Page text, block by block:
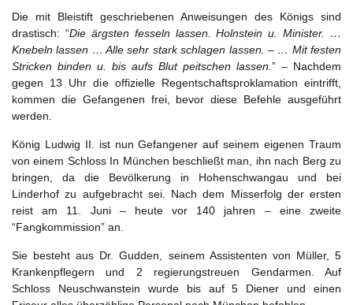
Die mit Bleistift geschriebenen Anweisungen des Königs sind
drastisch: “Die ärgsten fesseln lassen. Holnstein u. Minister. …
Knebeln lassen … Alle sehr stark schlagen lassen. – … Mit festen
Stricken binden u. bis aufs Blut peitschen lassen. ” – Nachdem
gegen 13 Uhr die offizielle Regentschaftsproklamation eintrifft,
kommen die Gefangenen frei, bevor diese Befehle ausgeführt
werden.
König Ludwig II. ist nun Gefangener auf seinem eigenen Traum
von einem Schloss In München beschließt man, ihn nach Berg zu
bringen, da die Bevölkerung in Hohenschwangau und bei
Linderhof zu aufgebracht sei. Nach dem Misserfolg der ersten
reist am 11. Juni – heute vor 140 jahren – eine zweite
“Fangkommission” an.
Sie besteht aus Dr. Gudden, seinem Assistenten von Müller, 5
Krankenpflegern und 2 regierungstreuen Gendarmen. Auf
Schloss Neuschwanstein wurde bis auf 5 Diener und einen